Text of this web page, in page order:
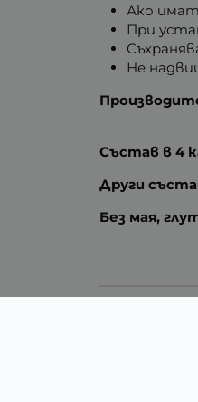
Ако
При
Не
Състав в 4
Други
Без мая,